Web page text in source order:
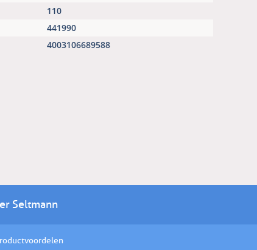
110
441990
4003106689588
Seltmann